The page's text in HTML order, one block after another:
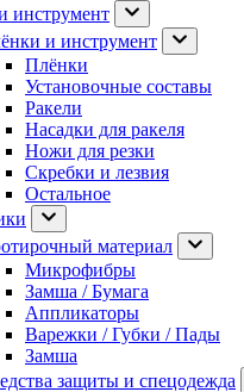
инструмент
и инструмент
Плёнки
Установочные составы
Ракели
Насадки для ракеля
Ножи для резки
Скребки и лезвия
Остальное
материал
Микрофибры
Замша / Бумага
Аппликаторы
Варежки / Губки / Пады
Замша
защиты и спецодежда